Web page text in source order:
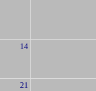
14
21